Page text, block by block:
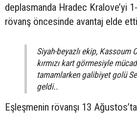
deplasmanda Hradec Kralove’yi
rövanş öncesinde avantaj elde
Siyah-beyazlı ekip, Kassoum
kırmızı kart görmesiyle
tamamlarken galibiyet golü
geldi..
Eşleşmenin rövanşı 13